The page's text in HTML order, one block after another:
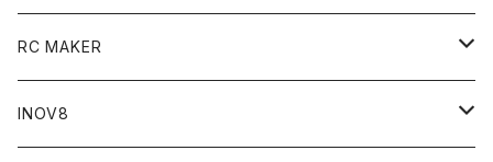
T4 FWD Conversion Kit
BD9 MID Conversion Kit
Merchandise
Accessories
On-Road Clear Body＜オンロード用ボディ＞
GT8 （1/8 W/B325mm,W/B360mm）
Liquid Mask＜リキッドマスク＞
RC MAKER
SP2＜組立キット／スペアー＆オプションパーツ＞
INOV8